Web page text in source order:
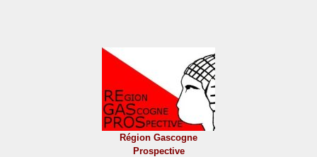
Région Gascogne
Prospective